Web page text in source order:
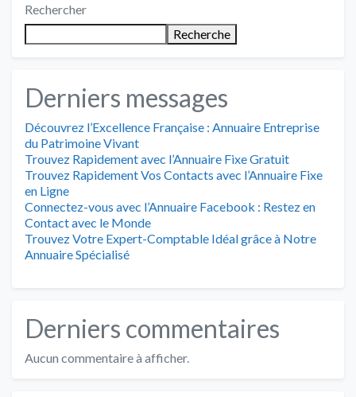
Rechercher
Recherche
Derniers messages
Découvrez l’Excellence Française : Annuaire Entreprise
du Patrimoine Vivant
Trouvez Rapidement avec l’Annuaire Fixe Gratuit
Trouvez Rapidement Vos Contacts avec l’Annuaire Fixe
en Ligne
Connectez-vous avec l’Annuaire Facebook : Restez en
Contact avec le Monde
Trouvez Votre Expert-Comptable Idéal grâce à Notre
Annuaire Spécialisé
Derniers commentaires
Aucun commentaire à afficher.